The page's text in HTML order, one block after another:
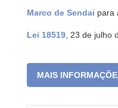
Marco de Sendai para
Lei 18519 , 23 de julho
MAIS